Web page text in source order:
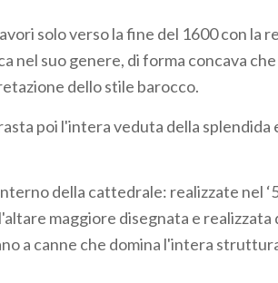
solo verso la fine del 1600 con la
nel suo genere, di forma concava che
dello stile barocco.
poi l'intera veduta della splendida
della cattedrale: realizzate nel
maggiore disegnata e realizzata
a canne che domina l'intera